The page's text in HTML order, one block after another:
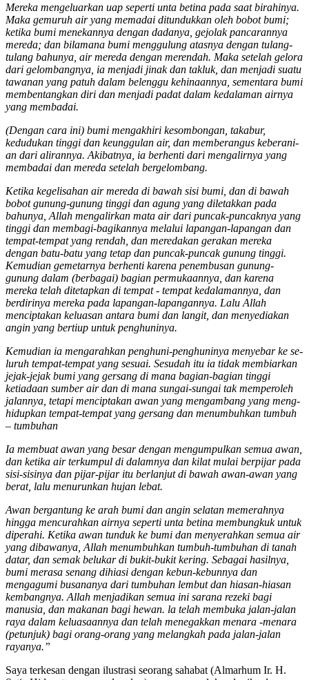
Mereka mengeluar­kan uap seperti unta betina pada saat birahinya.
Maka gemuruh air yang memadai ditundukkan oleh bobot bumi;
ketika bumi menekannya dengan dadanya, gejolak pancar­annya
mereda; dan bila­mana bumi meng­gulung atasnya dengan tulang-
tulang bahunya, air mereda dengan me­rendah. Maka setelah gelora
dari gelombangnya, ia menjadi jinak dan takluk, dan menjadi suatu
tawanan yang patuh dalam belenggu kehinaannya, sementara bumi
mem­bentang­kan diri dan menjadi padat dalam kedalaman air­nya
yang membadai.
(Dengan cara ini) bumi mengakhiri kesom­bong­an, takabur,
kedudukan tinggi dan ke­unggulan air, dan memberangus keberani­
an dari alirannya. Akibat­nya, ia berhenti dari mengalir­nya yang
mem­badai dan mereda setelah bergelombang.
Ketika kegelisahan air mereda di bawah sisi bumi, dan di bawah
bobot gunung-gunung tinggi dan agung yang diletakkan pada
bahu­nya, Allah mengalirkan mata air dari puncak-puncaknya yang
tinggi dan mem­bagi-bagikan­nya melalui lapangan-lapangan dan
tempat-tempat yang rendah, dan me­redakan gerakan mereka
dengan batu-batu yang tetap dan puncak-puncak gunung tinggi.
Kemudian gemetarnya berhenti karena pe­nembus­an gunung-
gunung dalam (berbagai) bagian per­mukaan­nya, dan karena
mereka telah di­tetap­kan di tempat - tempat kedalamannya, dan
berdiri­nya mereka pada lapangan-lapangan­nya. Lalu Allah
menciptakan ke­luasan antara bumi dan langit, dan me­nyediakan
angin yang bertiup untuk penghuninya.
Ke­mudian ia meng­arahkan penghuni-peng­huni­nya menyebar ke se­
luruh tempat-tempat yang sesuai. Se­sudah itu ia tidak membiarkan
jejak-jejak bumi yang gersang di mana bagi­an-bagian tinggi
ketiadaan sumber air dan di mana sungai-sungai tak memperoleh
jalan­nya, tetapi mencipta­kan awan yang mengambang yang meng­
hidup­kan tempat-tempat yang gersang dan menumbuh­kan tumbuh
– tumbuh­an
Ia membuat awan yang besar dengan me­ngum­pul­kan semua awan,
dan ketika air terkumpul di dalam­nya dan kilat mulai berpijar pada
sisi-sisinya dan pijar-pijar itu berlanjut di bawah awan-awan yang
berat, lalu menurunkan hujan lebat.
Awan bergantung ke arah bumi dan angin selatan memerahnya
hingga mencurah­kan air­nya seperti unta betina membungkuk untuk
di­perahi. Ketika awan tunduk ke bumi dan me­nyerah­kan semua air
yang di­bawanya, Allah menumbuhkan tumbuh-tumbuh­an di tanah
datar, dan semak belukar di bukit-bukit kering. Sebagai hasilnya,
bumi merasa senang dihiasi dengan kebun-kebun­nya dan
mengagumi busananya dari tumbuh­an lembut dan hiasan-hiasan
kembangnya. Allah men­jadikan semua ini sarana rezeki bagi
manusia, dan makan­an bagi hewan. la telah membuka jalan-jalan
raya dalam keluasaannya dan telah me­negakkan menara -menara
(pe­tunjuk) bagi orang-orang yang melangkah pada jalan-jalan
rayanya.”
Saya terkesan dengan ilustrasi seorang sahabat (Almarhum Ir. H.